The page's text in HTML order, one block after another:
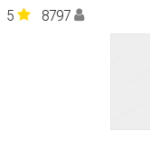
5 8797